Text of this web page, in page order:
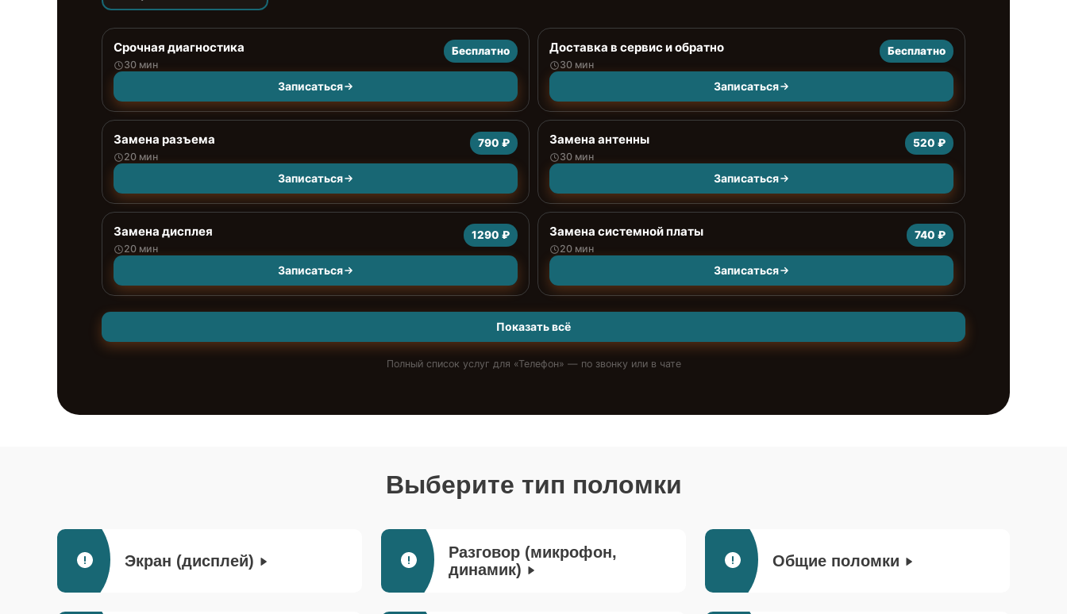
Срочная диагностика
30 мин
Бесплатно
Записаться
Доставка в сервис и обратно
30 мин
Бесплатно
Записаться
Замена разъема
20 мин
790 ₽
Записаться
Замена антенны
30 мин
520 ₽
Записаться
Замена дисплея
20 мин
1290 ₽
Записаться
Замена системной платы
20 мин
740 ₽
Записаться
Показать всё
Полный список услуг для «Телефон» — по звонку или в чате
Выберите тип поломки
Экран (дисплей)
Разговор (микрофон,
динамик)
Общие поломки